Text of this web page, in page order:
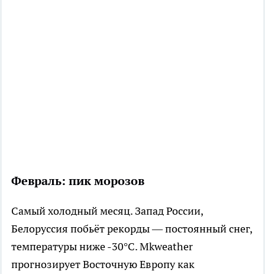
Февраль: пик морозов
Самый холодный месяц. Запад России,
Белоруссия побьёт рекорды — постоянный снег,
температуры ниже -30°C. Mkweather
прогнозирует Восточную Европу как